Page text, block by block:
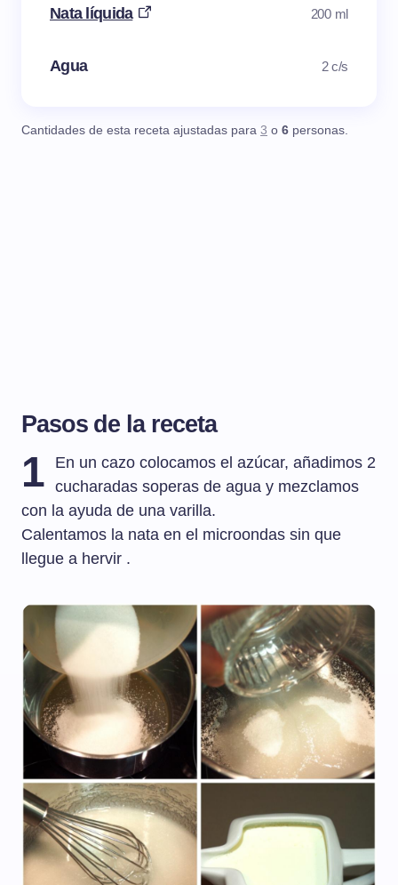
Nata líquida 200 ml
Agua 2 c/s
Cantidades de esta receta ajustadas para 3 o 6 personas.
Pasos de la receta
1
En un cazo colocamos el azúcar, añadimos 2
cucharadas soperas de agua y mezclamos
con la ayuda de una varilla.
Calentamos la nata en el microondas sin que
llegue a hervir .